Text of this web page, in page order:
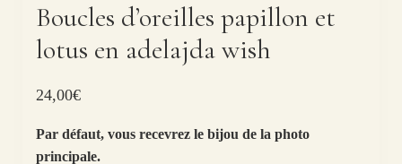
Boucles d’oreilles papillon et
lotus en adelajda wish
24,00€
Par défaut, vous recevrez le bijou de la photo
principale.